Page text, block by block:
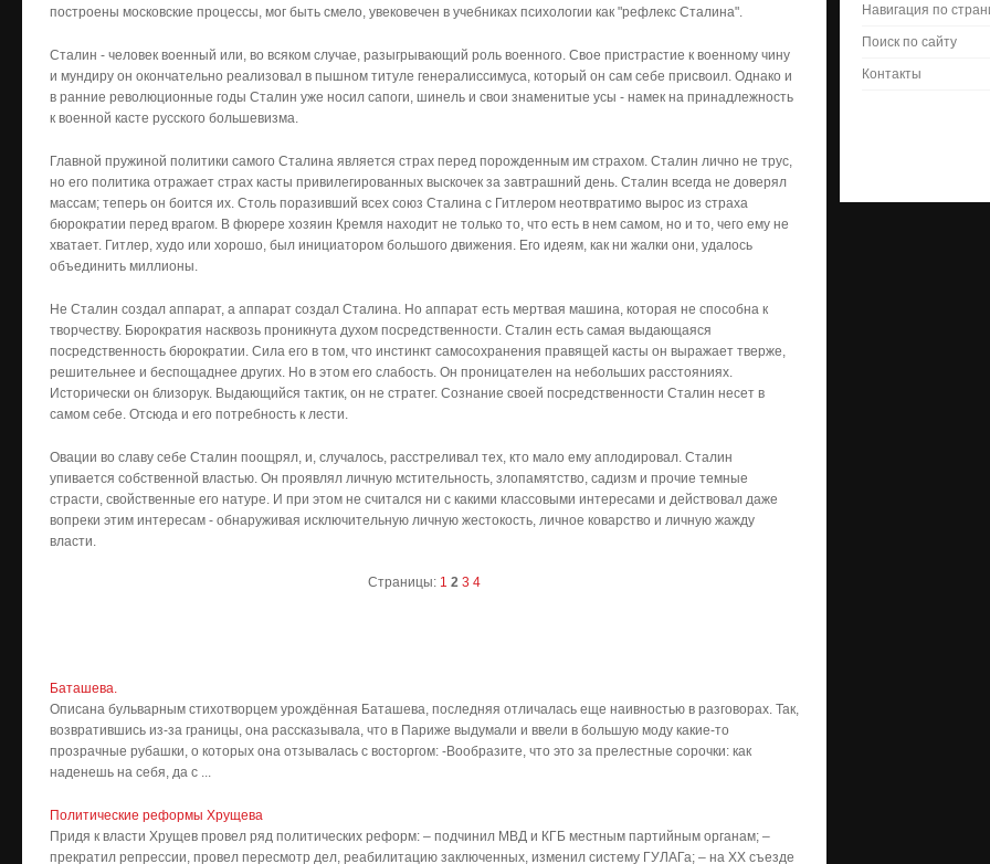
построены московские процессы, мог быть смело, увековечен в учебниках психологии как "рефлекс Сталина".
Сталин - человек военный или, во всяком случае, разыгрывающий роль военного. Свое пристрастие к военному чину
и мундиру он окончательно реализовал в пышном титуле генералиссимуса, который он сам себе присвоил. Однако и
в ранние революционные годы Сталин уже носил сапоги, шинель и свои знаменитые усы - намек на принадлежность
к военной касте русского большевизма.
Главной пружиной политики самого Сталина является страх перед порожденным им страхом. Сталин лично не трус,
но его политика отражает страх касты привилегированных выскочек за завтрашний день. Сталин всегда не доверял
массам; теперь он боится их. Столь поразивший всех союз Сталина с Гитлером неотвратимо вырос из страха
бюрократии перед врагом. В фюрере хозяин Кремля находит не только то, что есть в нем самом, но и то, чего ему не
хватает. Гитлер, худо или хорошо, был инициатором большого движения. Его идеям, как ни жалки они, удалось
объединить миллионы.
Не Сталин создал аппарат, а аппарат создал Сталина. Но аппарат есть мертвая машина, которая не способна к
творчеству. Бюрократия насквозь проникнута духом посредственности. Сталин есть самая выдающаяся
посредственность бюрократии. Сила его в том, что инстинкт самосохранения правящей касты он выражает тверже,
решительнее и беспощаднее других. Но в этом его слабость. Он проницателен на небольших расстояниях.
Исторически он близорук. Выдающийся тактик, он не стратег. Сознание своей посредственности Сталин несет в
самом себе. Отсюда и его потребность к лести.
Овации во славу себе Сталин поощрял, и, случалось, расстреливал тех, кто мало ему аплодировал. Сталин
упивается собственной властью. Он проявлял личную мстительность, злопамятство, садизм и прочие темные
страсти, свойственные его натуре. И при этом не считался ни с какими классовыми интересами и действовал даже
вопреки этим интересам - обнаруживая исключительную личную жестокость, личное коварство и личную жажду
власти.
Страницы: 1 2 3 4
Баташева.
Описана бульварным стихотворцем урождённая Баташева, последняя отличалась еще наивностью в разговорах. Так,
возвратившись из-за границы, она рассказывала, что в Париже выдумали и ввели в большую моду какие-то
прозрачные рубашки, о которых она отзывалась с восторгом: -Вообразите, что это за прелестные сорочки: как
наденешь на себя, да с ...
Политические реформы Хрущева
Придя к власти Хрущев провел ряд политических реформ: – подчинил МВД и КГБ местным партийным органам; –
прекратил репрессии, провел пересмотр дел, реабилитацию заключенных, изменил систему ГУЛАГа; – на ХХ съезде
Навигация по
Поиск по сайту
Контакты